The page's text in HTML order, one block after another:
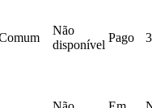
Não
disponível
Pago